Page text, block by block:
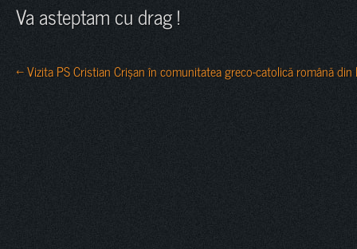
Va asteptam cu drag !
← Vizita PS Cristian Crișan în comunitatea greco-catolică română din